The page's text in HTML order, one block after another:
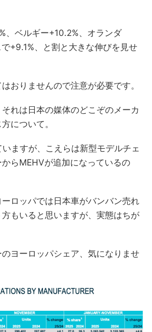
、ベルギー+10.2%、オランダ
+9.1%、と割と大きな伸びを見せ
おりませんので注意が必要です。
れは日本の媒体のどこぞのメーカ
について。
ますが、こえらは新型モデルチェ
らMEHVが追加になっているの
ロッパでは日本車がバンバン売れ
もいると思いますが、実態はちが
ヨーロッパシェア、気になりませ